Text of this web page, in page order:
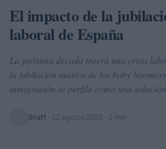
Buscar
El impacto de la
laboral de España
La próxima década traerá una crisis
la jubilación masiva de los baby
inmigración se perfila como una
Staff 22 agosto 2025 · 3 min